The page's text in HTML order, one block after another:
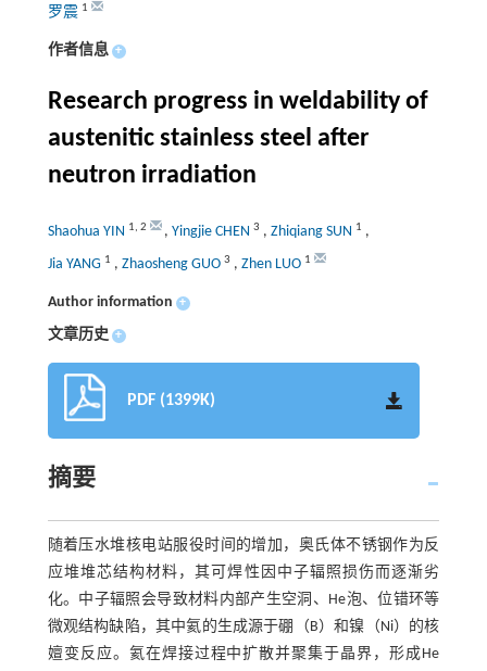
罗震 1
作者信息 +
Research progress in weldability of
austenitic stainless steel after
neutron irradiation
Shaohua YIN 1, 2 , Yingjie CHEN 3 , Zhiqiang SUN 1 ,
Jia YANG 1 , Zhaosheng GUO 3 , Zhen LUO 1
Author information +
文章历史 +
PDF (1399K)
摘要
随着压水堆核电站服役时间的增加，奥氏体不锈钢作为反
应堆堆芯结构材料，其可焊性因中子辐照损伤而逐渐劣
化。中子辐照会导致材料内部产生空洞、He泡、位错环等
微观结构缺陷，其中氦的生成源于硼（B）和镍（Ni）的核
嬗变反应。氦在焊接过程中扩散并聚集于晶界，形成He